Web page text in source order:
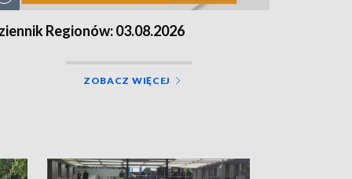
Regionów: 03.08.2026
ZOBACZ WIĘCEJ